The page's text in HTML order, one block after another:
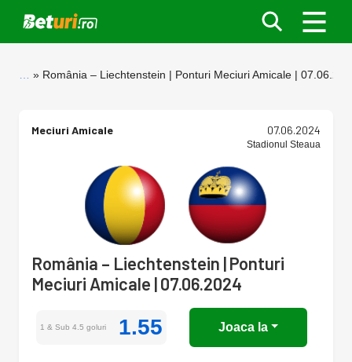
România – Liechtenstein | Ponturi Meciuri Amicale |
Meciuri Amicale 07.06.2024
Stadionul Steaua
România – Liechtenstein | Ponturi
Meciuri Amicale | 07.06.2024
1 & Sub 4.5 goluri 1.55 Joaca la